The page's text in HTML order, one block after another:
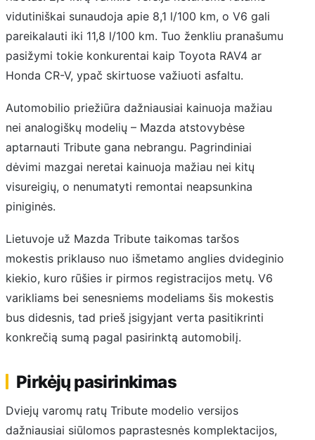
vidutiniškai sunaudoja apie 8,1 l/100 km, o V6 gali
pareikalauti iki 11,8 l/100 km. Tuo ženkliu pranašumu
pasižymi tokie konkurentai kaip Toyota RAV4 ar
Honda CR-V, ypač skirtuose važiuoti asfaltu.
Automobilio priežiūra dažniausiai kainuoja mažiau
nei analogiškų modelių – Mazda atstovybėse
aptarnauti Tribute gana nebrangu. Pagrindiniai
dėvimi mazgai neretai kainuoja mažiau nei kitų
visureigių, o nenumatyti remontai neapsunkina
piniginės.
Lietuvoje už Mazda Tribute taikomas taršos
mokestis priklauso nuo išmetamo anglies dvideginio
kiekio, kuro rūšies ir pirmos registracijos metų. V6
varikliams bei senesniems modeliams šis mokestis
bus didesnis, tad prieš įsigyjant verta pasitikrinti
konkrečią sumą pagal pasirinktą automobilį.
Pirkėjų pasirinkimas
Dviejų varomų ratų Tribute modelio versijos
dažniausiai siūlomos paprastesnės komplektacijos,